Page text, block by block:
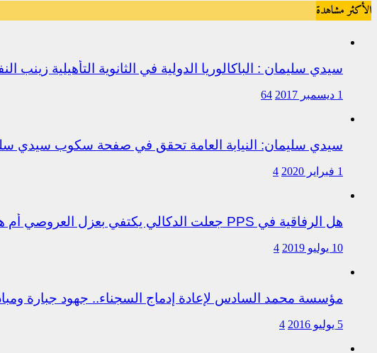
الأكثر مشاهدة
سيدي سليمان : الباكالوريا الدولية في الثانوية التأهيلية
1 ديسمبر 2017 64
سيدي سليمان: النيابة العامة تحقق في صفحة سكوب سيدي
1 فبراير 2020 4
هل الرفاقية في PPS جعلت الدكالي يكتفي بعزل العروصي أم هناك متابعات قانونية على خلفية اختلالات التسيير بمندوبية سيدي سليمان
10 يوليو 2019 4
مؤسسة محمد السادس لإعادة إدماج السجناء.. جهود جبارة
5 يوليو 2016 4